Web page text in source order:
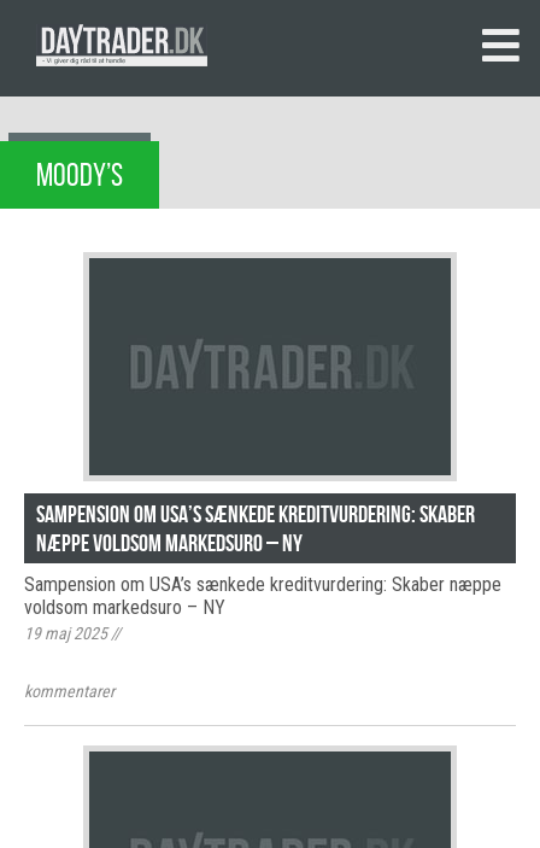
MOODY’S
Sampension om USA’s sænkede kreditvurdering: Skaber
næppe voldsom markedsuro – NY
Sampension om USA’s sænkede kreditvurdering: Skaber næppe
voldsom markedsuro – NY
19 maj 2025//
kommentarer